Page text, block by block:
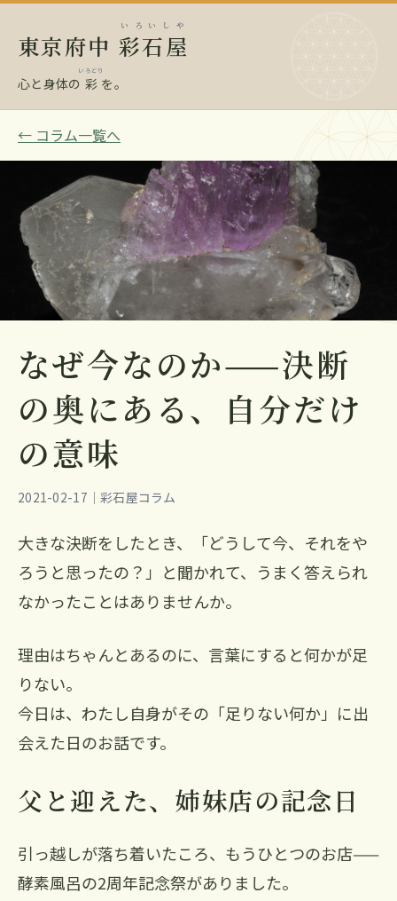
東京府中 彩石屋
いろいしや
心と身体の 彩
いろどり
を。
← コラム一覧へ
なぜ今なのか——決断
の奥にある、自分だけ
の意味
2021-02-17｜彩石屋コラム
大きな決断をしたとき、「どうして今、それをや
ろうと思ったの？」と聞かれて、うまく答えられ
なかったことはありませんか。
理由はちゃんとあるのに、言葉にすると何かが足
りない。
今日は、わたし自身がその「足りない何か」に出
会えた日のお話です。
父と迎えた、姉妹店の記念日
引っ越しが落ち着いたころ、もうひとつのお店——
酵素風呂の2周年記念祭がありました。